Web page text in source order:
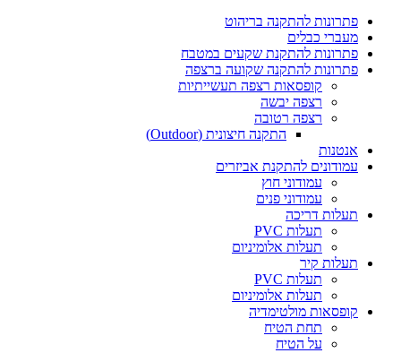
פתרונות להתקנה בריהוט
מעברי כבלים
פתרונות להתקנת שקעים במטבח
פתרונות להתקנה שקועה ברצפה
קופסאות רצפה תעשייתיות
רצפה יבשה
רצפה רטובה
התקנה חיצונית (Outdoor)
אנטנות
עמודונים להתקנת אביזרים
עמודוני חוץ
עמודוני פנים
תעלות דריכה
תעלות PVC
תעלות אלומיניום
תעלות קיר
תעלות PVC
תעלות אלומיניום
קופסאות מולטימדיה
תחת הטיח
על הטיח